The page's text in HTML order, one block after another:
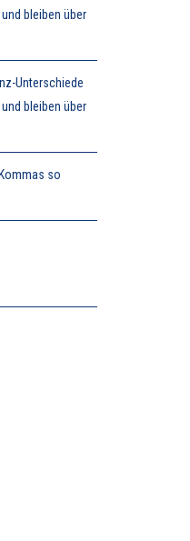
bleiben über
Unterschiede
bleiben über
so